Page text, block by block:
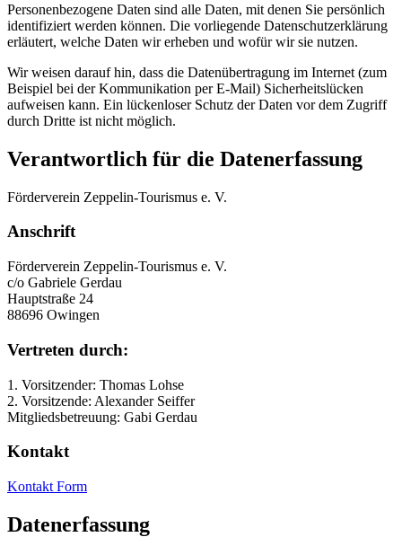
Personenbezogene Daten sind alle Daten, mit denen Sie persönlich
identifiziert werden können. Die vorliegende Datenschutzerklärung
erläutert, welche Daten wir erheben und wofür wir sie nutzen.
Wir weisen darauf hin, dass die Datenübertragung im Internet (zum
Beispiel bei der Kommunikation per E-Mail) Sicherheitslücken
aufweisen kann. Ein lückenloser Schutz der Daten vor dem Zugriff
durch Dritte ist nicht möglich.
Verantwortlich für die Datenerfassung
Förderverein Zeppelin-Tourismus e. V.
Anschrift
Förderverein Zeppelin-Tourismus e. V.
c/o Gabriele Gerdau
Hauptstraße 24
88696 Owingen
Vertreten durch:
1. Vorsitzender: Thomas Lohse
2. Vorsitzende: Alexander Seiffer
Mitgliedsbetreuung: Gabi Gerdau
Kontakt
Kontakt Form
Datenerfassung